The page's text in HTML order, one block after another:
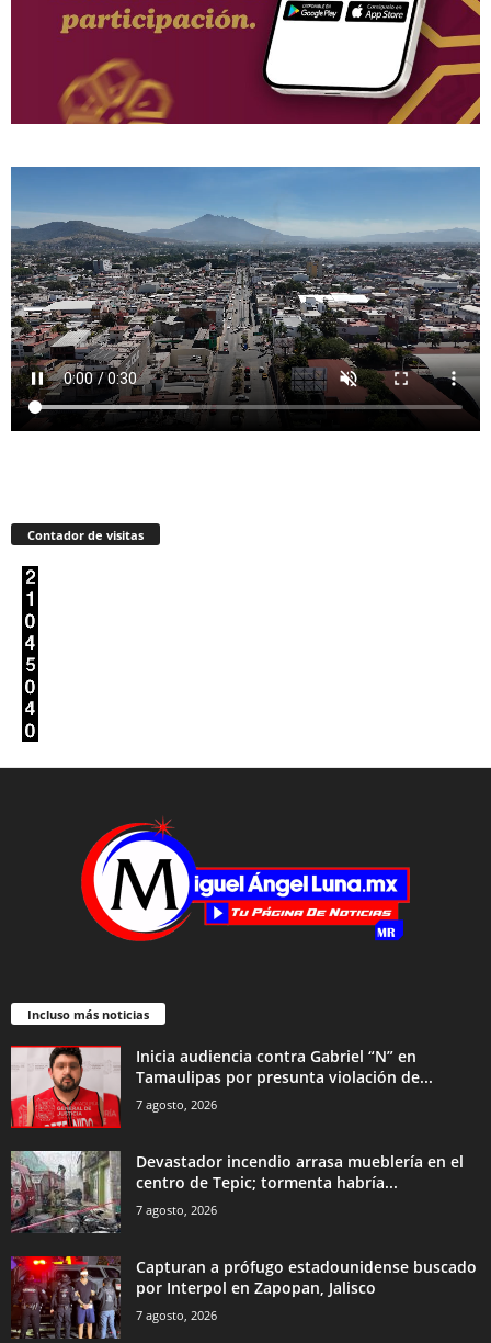
Contador de visitas
Incluso más noticias
Inicia audiencia contra Gabriel “N” en
Tamaulipas por presunta violación de...
7 agosto, 2026
Devastador incendio arrasa mueblería en el
centro de Tepic; tormenta habría...
7 agosto, 2026
Capturan a prófugo estadounidense buscado
por Interpol en Zapopan, Jalisco
7 agosto, 2026